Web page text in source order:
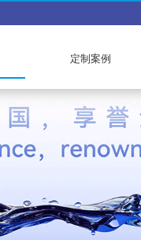
定制案例